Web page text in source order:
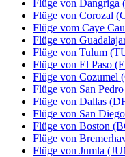
Flüge von
Flüge von Corozal
Flüge vom Caye
Flüge von
Flüge von Tulum
Flüge von El Paso
Flüge von Cozumel
Flüge von San
Flüge von Dallas
Flüge von San
Flüge von Boston
Flüge von
Flüge von Jumla